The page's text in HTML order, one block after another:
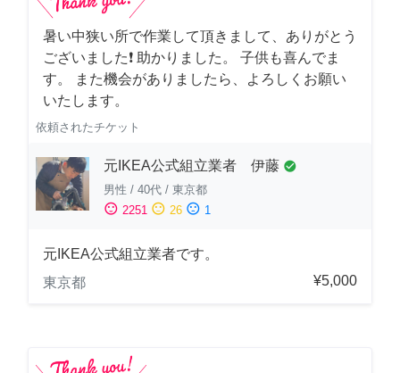
暑い中狭い所で作業して頂きまして、ありがとう
ございました❗️ 助かりました。 子供も喜んでま
す。 また機会がありましたら、よろしくお願い
いたします。
依頼されたチケット
元IKEA公式組立業者 伊藤 check_circle
男性 / 40代 / 東京都
sentiment_satisfied 2251 sentiment_neutral 26 sentiment_dissatisfied 1
元IKEA公式組立業者です。
東京都
¥5,000